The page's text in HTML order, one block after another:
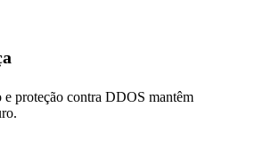
e proteção contra DDOS mantêm